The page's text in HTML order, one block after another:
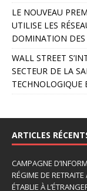
e
:
LE NOUVEAU
UTILISE LES
DOMINATION DES
WALL STREET
SECTEUR DE LA
TECHNOLOGIQUE
ARTICLES
CAMPAGNE
RÉGIME DE
ÉTABLIE À